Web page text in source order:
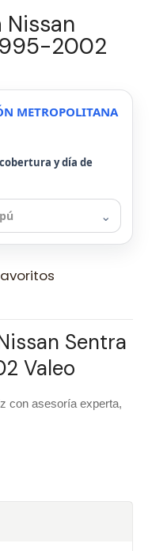
Nissan
2002
METROPOLITANA
y día de
⌄
Sentra
Valeo
con asesoría experta,
2002 Valeo